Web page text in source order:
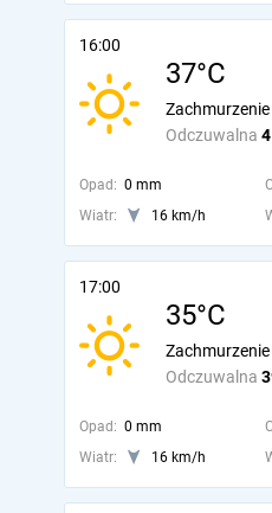
16:00
37°C
Odczuwalna
Zachmurzenie
Opad: 0 mm
Wiatr:
16 km/h
17:00
35°C
Odczuwalna
Zachmurzenie
Opad: 0 mm
Wiatr:
16 km/h